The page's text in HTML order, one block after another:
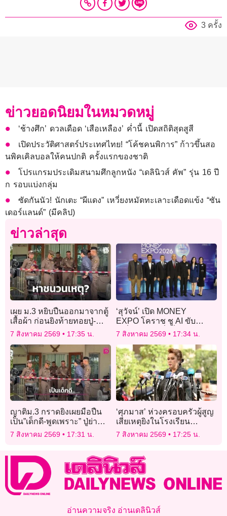
3 ครั้ง
ข่าวยอดนิยมในหมวดหมู่
‘ช้างศึก’ ดวลเดือด ‘เสือเหลือง’ ค่ำนี้ เปิดสถิติสุดสูสี
เปิดประวัติศาสตร์ประเทศไทย! “โค้ชคนพิการ” ก้าวขึ้นสอ
นพิคเคิลบอลให้คนปกติ ครั้งแรกของชาติ
โปรแกรมประเดิมสนามศึกลูกหนัง “เดลินิวส์ คัพ” รุ่น 16 ปี
ก รอบแบ่งกลุ่ม
ซัดกันนัว! นักเตะ “ผีแดง” เหวี่ยงหมัดทะเลาะเดือดแข้ง “ซัน
เดอร์แลนด์” (มีคลิป)
ข่าวล่าสุด
เผย ม.3 หยิบปืนออกมาจากตู้
เสื้อผ้า ก่อนยิงท้ายทอยปู่-
สังหารย่าตอนหลับ
7 สิงหาคม 2569 17:35 น.
‘สุวัจน์’ เปิด MONEY
EXPO โคราช ชู AI ขับ
เคลื่อนความมั่งคั่ง
7 สิงหาคม 2569 17:34 น.
ญาติม.3 กราดยิงเผยมือปืน
เป็น”เด็กดี-พูดเพราะ” ปู่ย่า
ประคบประหงมอย่างดี ไม่คิด
7 สิงหาคม 2569 17:31 น.
‘ศุภมาส’ ห่วงครอบครัวผู้สูญ
เสียเหตุยิงในโรงเรียน
เทพศิรินทร์ นนทบุรี
7 สิงหาคม 2569 17:25 น.
อ่านความจริง อ่านเดลินิวส์